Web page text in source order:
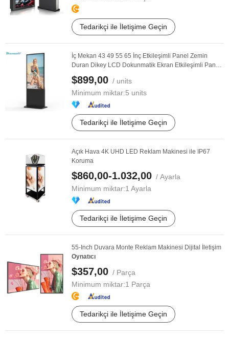
Tedarikçi ile İletişime Geçin
İç Mekan 43 49 55 65 İnç Etkileşimli Panel Zemin
Duran Dikey LCD Dokunmatik Ekran Etkileşimli Panel
...
$899,00 / units
Minimum miktar:5 units
Tedarikçi ile İletişime Geçin
Açık Hava 4K UHD LED Reklam Makinesi ile IP67
Koruma
$860,00-1.032,00 / Ayarla
Minimum miktar:1 Ayarla
Tedarikçi ile İletişime Geçin
55-Inch Duvara Monte Reklam Makinesi Dijital İletişim
Oynatıcı
$357,00 / Parça
Minimum miktar:1 Parça
Tedarikçi ile İletişime Geçin